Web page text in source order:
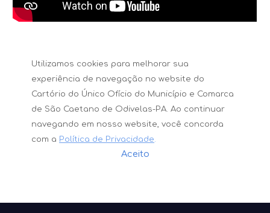
Utilizamos cookies para melhorar sua
experiência de navegação no website do
Cartório do Único Ofício do Município e Comarca
de São Caetano de Odivelas-PA. Ao continuar
navegando em nosso website, você concorda
com a Política de Privacidade.
Aceito